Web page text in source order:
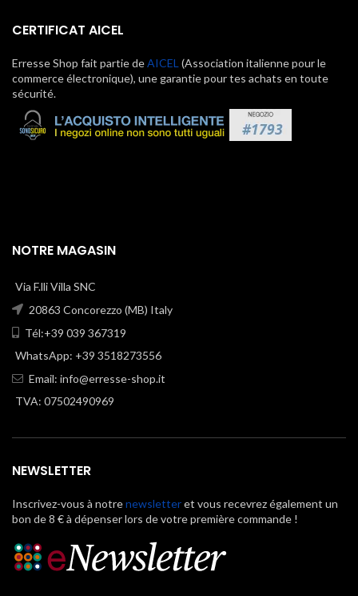
CERTIFICAT AICEL
Erresse Shop fait partie deAICEL (Association italienne pour le
commerce électronique), une garantie pour tes achats en toute
sécurité.
NOTRE MAGASIN
Via F.lli Villa SNC
20863 Concorezzo (MB) Italy
Tél:+39 039 367319
WhatsApp: +39 3518273556
Email: info@erresse-shop.it
TVA: 07502490969
NEWSLETTER
Inscrivez-vous à notrenewsletteret vous recevrez également un
bon de 8 € à dépenser lors de votre première commande !